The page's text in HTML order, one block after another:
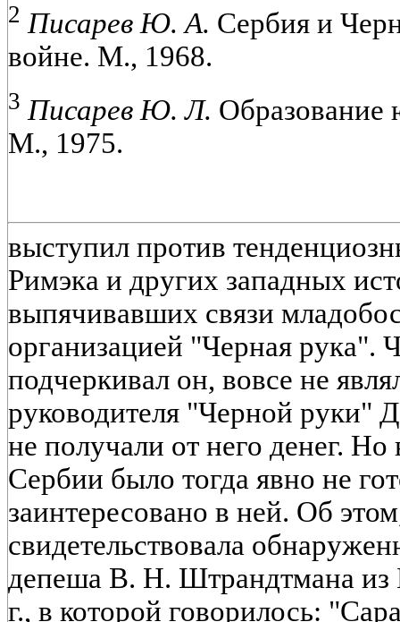
2 Писарев Ю. А. Сербия и
войне. М., 1968.
3 Писарев Ю. Л. Образование
М., 1975.
выступил против
Римэка и других западных
выпячивавших связи
организацией "Черная
подчеркивал он, вовсе не
руководителя "Черной руки"
не получали от него денег. Но
Сербии было тогда явно не
заинтересовано в ней. Об
свидетельствовала
депеша В. Н. Штрандтмана из
г., в которой говорилось: